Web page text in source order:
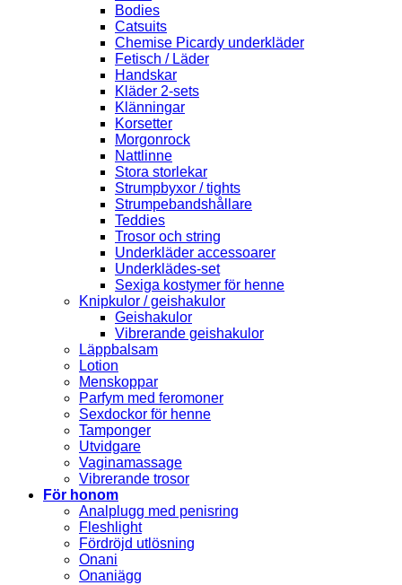
Bodies
Catsuits
Chemise Picardy underkläder
Fetisch / Läder
Handskar
Kläder 2-sets
Klänningar
Korsetter
Morgonrock
Nattlinne
Stora storlekar
Strumpbyxor / tights
Strumpebandshållare
Teddies
Trosor och string
Underkläder accessoarer
Underklädes-set
Sexiga kostymer för henne
Knipkulor / geishakulor
Geishakulor
Vibrerande geishakulor
Läppbalsam
Lotion
Menskoppar
Parfym med feromoner
Sexdockor för henne
Tamponger
Utvidgare
Vaginamassage
Vibrerande trosor
För honom
Analplugg med penisring
Fleshlight
Fördröjd utlösning
Onani
Onaniägg